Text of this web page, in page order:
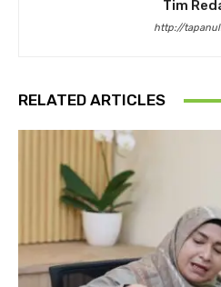
Tim
http://
RELATED ARTICLES